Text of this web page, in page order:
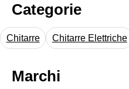
Categorie
Chitarre Chitarre Elettriche
Marchi